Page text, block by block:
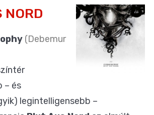
NORD
(Debemur
– és
legintelligensebb –